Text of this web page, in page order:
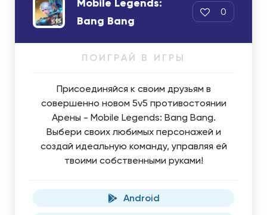
Mobile Legends:
Bang Bang
0
ПОИГРАЙ В ИГРЫ
Присоединяйся к своим друзьям в
совершенно новом 5v5 противостоянии
Арены - Mobile Legends: Bang Bang.
Выбери своих любимых персонажей и
создай идеальную команду, управляя ей
твоими собственными руками!
Android